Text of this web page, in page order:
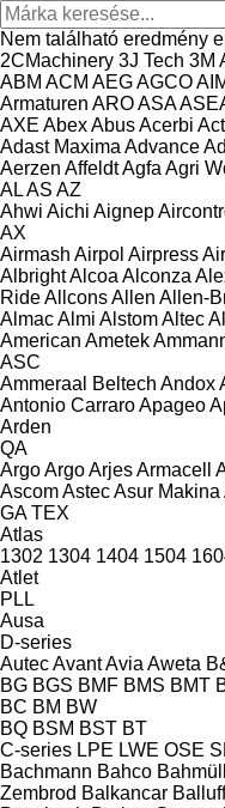
Nem található eredmény
2CMachinery 3J Tech 3M
ABM ACM AEGAGCO
Armaturen AROASA
AXE AbexAbusAcerbi
Adast Maxima Advance
Aerzen AffeldtAgfa Agri
ALAS AZ
Ahwi Aichi Aignep
AX
Airmash Airpol Airpress
AlbrightAlcoa Alconza
RideAllconsAllen
AlmacAlmi AlstomAltec
American Ametek
ASC
Ammeraal Beltech Andox
Antonio CarraroApageo
Arden
QA
ArgoArgoArjesArmacell
AscomAstecAsur Makina
GA TEX
Atlas
1302 1304 1404 1504
Atlet
PLL
Ausa
D-series
AutecAvantAvia Aweta
BG BGS BMF BMS BMT
BC BM BW
BQ BSM BST BT
C-series LPE LWE OSE
Bachmann Bahco
Zembrod Balkancar Balluff